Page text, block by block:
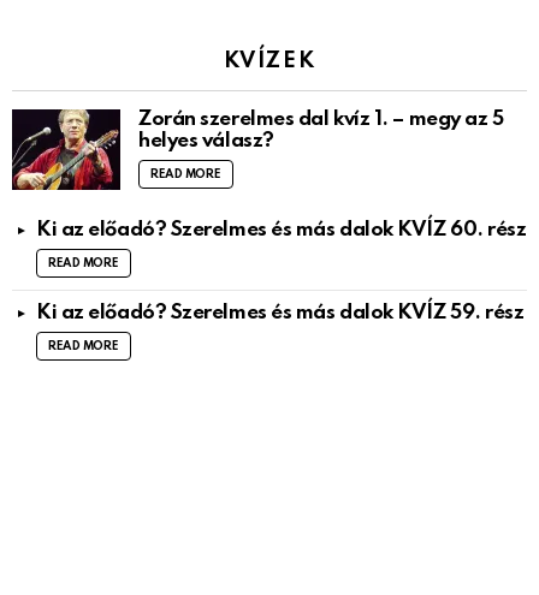
KVÍZEK
Zorán szerelmes dal kvíz 1. – megy az 5
helyes válasz?
READ MORE
Ki az előadó? Szerelmes és más dalok KVÍZ 60. rész
READ MORE
Ki az előadó? Szerelmes és más dalok KVÍZ 59. rész
READ MORE